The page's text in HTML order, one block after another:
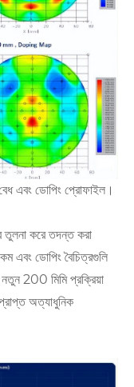
এবং ডোপিং প্রোফাইল।
তুলনা করে তদন্ত করা
এবং ডোপিং বৈচিত্রগুলি
200 মিমি প্রক্রিয়া
অত্যাধুনিক